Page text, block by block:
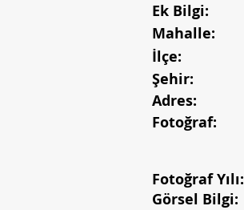
Ek Bilgi:
Mahalle:
İlçe:
Şehir:
Adres:
Fotoğraf:
Fotoğraf Yılı:
Görsel Bilgi: